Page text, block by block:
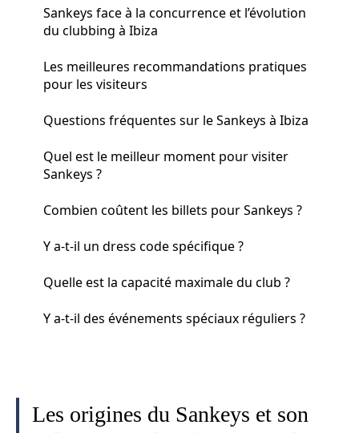
Sankeys face à la concurrence et l’évolution
du clubbing à Ibiza
Les meilleures recommandations pratiques
pour les visiteurs
Questions fréquentes sur le Sankeys à Ibiza
Quel est le meilleur moment pour visiter
Sankeys ?
Combien coûtent les billets pour Sankeys ?
Y a-t-il un dress code spécifique ?
Quelle est la capacité maximale du club ?
Y a-t-il des événements spéciaux réguliers ?
Les origines du Sankeys et son